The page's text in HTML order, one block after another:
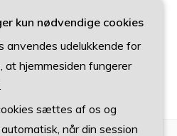
kun nødvendige cookies
anvendes udelukkende for
at hjemmesiden fungerer
sættes af os og
når din session